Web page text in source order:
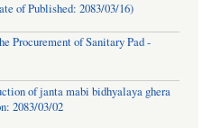
of Published: 2083/03/16)
Procurement of Sanitary Pad -
of janta mabi bidhyalaya ghera
2083/03/02